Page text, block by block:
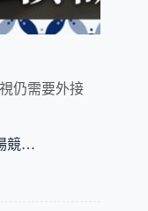
仍需要外接
競…